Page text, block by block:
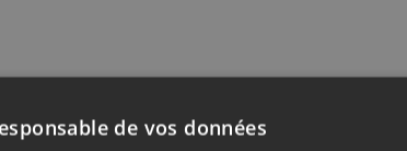
de vos données